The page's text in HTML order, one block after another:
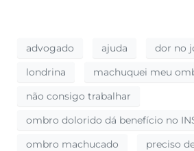
advogado ajuda
dor no
londrina
machuquei meu
não consigo trabalhar
ombro dolorido dá benefício no
ombro machucado
preciso